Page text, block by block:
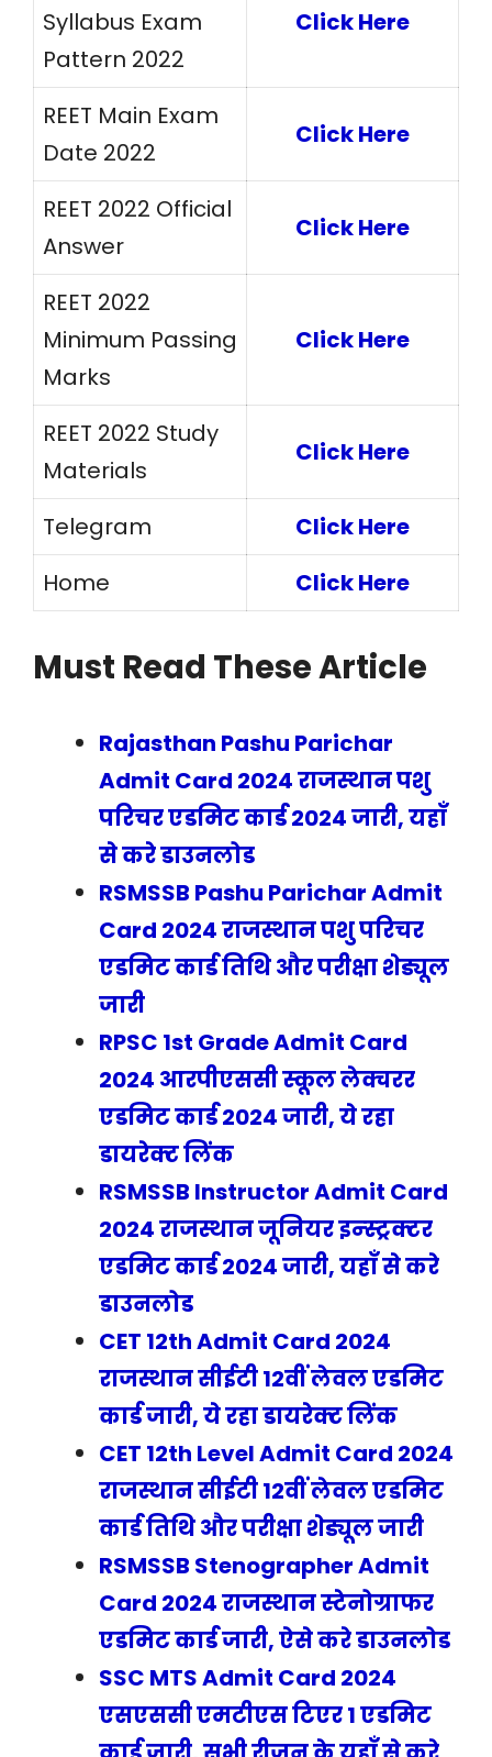
Syllabus Exam
Pattern 2022
Click Here
REET Main Exam
Date 2022
Click Here
REET 2022 Official
Answer
Click Here
REET 2022
Minimum Passing
Marks
Click Here
REET 2022 Study
Materials
Click Here
Telegram
Click Here
Home
Click Here
Must Read These Article
Rajasthan Pashu Parichar
Admit Card 2024 राजस्थान पशु
परिचर एडमिट कार्ड 2024 जारी, यहाँ
से करे डाउनलोड
RSMSSB Pashu Parichar Admit
Card 2024 राजस्थान पशु परिचर
एडमिट कार्ड तिथि और परीक्षा शेड्यूल
जारी
RPSC 1st Grade Admit Card
2024 आरपीएससी स्कूल लेक्चरर
एडमिट कार्ड 2024 जारी, ये रहा
डायरेक्ट लिंक
RSMSSB Instructor Admit Card
2024 राजस्थान जूनियर इन्स्ट्रक्टर
एडमिट कार्ड 2024 जारी, यहाँ से करे
डाउनलोड
CET 12th Admit Card 2024
राजस्थान सीईटी 12वीं लेवल एडमिट
कार्ड जारी, ये रहा डायरेक्ट लिंक
CET 12th Level Admit Card 2024
राजस्थान सीईटी 12वीं लेवल एडमिट
कार्ड तिथि और परीक्षा शेड्यूल जारी
RSMSSB Stenographer Admit
Card 2024 राजस्थान स्टेनोग्राफर
एडमिट कार्ड जारी, ऐसे करे डाउनलोड
SSC MTS Admit Card 2024
एसएससी एमटीएस टिएर 1 एडमिट